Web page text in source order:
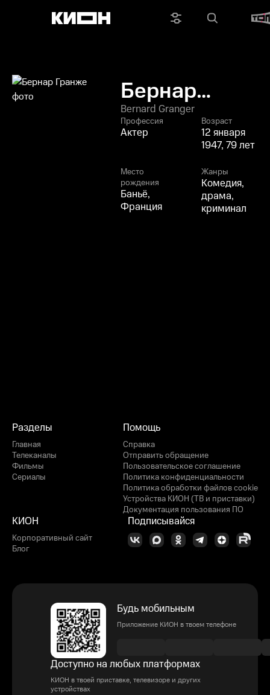
Бернар
Гранже
Bernard Granger
Профессия
Актер
Возраст
12 января
1947, 79 лет
Место
рождения
Баньё,
Франция
Жанры
Комедия,
драма,
криминал
Разделы
Главная
Телеканалы
Фильмы
Сериалы
Помощь
Справка
Отправить обращение
Пользовательское соглашение
Политика конфиденциальности
Политика обработки файлов cookie
Устройства КИОН (ТВ и приставки)
Документация пользования ПО
КИОН
Корпоративный сайт
Блог
Подписывайся
Будь мобильным
Приложение КИОН в твоем телефоне
Доступно на любых платформах
КИОН в твоей приставке, телевизоре и других
устройствах